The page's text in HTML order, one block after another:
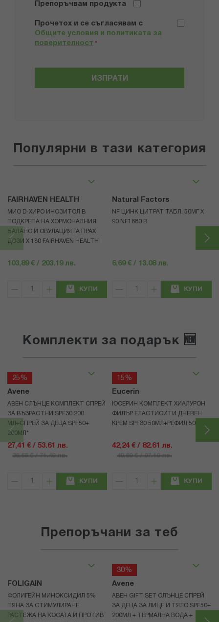
Препоръчвам продукта
Прочетох и се съгласявам с
Общите условия и политиката за
поверителност *
ИЗПРАТИ
Популярни в тази категория
FAIRHAVEN HEALTH
МИО D-ХИРО ИНОЗИТОЛ В
ПОДКРЕПА НА ХОРМОНАЛНИЯ
БАЛАНС И ОВУЛАЦИЯТА ПРАХ
ДОЗИ X 180 FAIRHAVEN HEALTH
103,89 € / 203.19 лв.
КУПИ
Natural Factors
NF ЦИНК ЦИТРАТ ТАБЛ. 50МГ Х
90 NF1680 В
6,69 € / 13.08 лв.
КУПИ
Комплекти за подарък 🆕
25%
Avene
АВЕН СЛЪНЦЕ КОМПЛЕКТ СПРЕЙ
ЗА ВЪЗРАСТНИ SPF30 200
МЛ+СПРЕЙ ЗА ДЕЦА SPF50+
200МЛ*
27,41 € / 53.61 лв.
36,55 € / 71.49 лв.
КУПИ
15%
Eucerin
ЮСЕРИН КОМПЛЕКТ ХИАЛУРОН
ФИЛЪР ЕЛАСТИСИТИ ДНЕВЕН
КРЕМ SPF30 50МЛ+РЕФИЛ 50МЛ
42,24 € / 82.61 лв.
49,69 € / 97.19 лв.
КУПИ
Препоръчани за теб
FOLIGAIN
ФОЛИГЕЙН МИНОКСИДИЛ 5%
ПЯНА ЗА СТИМУЛИРАНЕ
РАСТЕЖА НА КОСАТА И ПРОТИВ
30%
Avene
АВЕН GIFT SET СЛЪНЦЕ СПРЕЙ
ЗА ДЕЦА ЗА ЛИЦЕ И ТЯЛО SPF50+
200МЛ + ТЕРМАЛНА ВОДА +